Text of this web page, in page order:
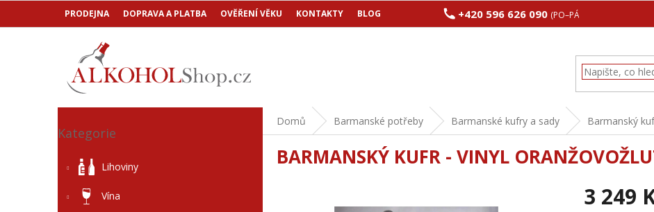
obsah
PRODEJNA DOPRAVA A PLATBA OVĚŘENÍ VĚKU KONTAKTY BLOG +420 596 626 090 (PO–PÁ 8:00–17:00)
o
kategorie
Kategorie
Lihoviny
Vína
Domů Barmanské potřeby Barmanské kufry a sady Barmanský
BARMANSKÝ KUFR - VINYL
3 249